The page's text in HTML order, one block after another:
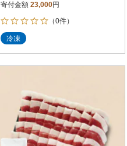
寄付金額 23,000円
（0件）
冷凍